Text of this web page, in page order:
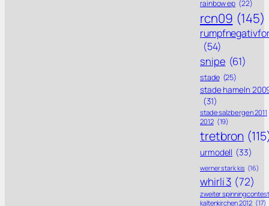
rainbow ep (22)
rcn09 (145)
(54)
snipe (61)
stade (25)
stade hameln
(31)
stade salzbergen 2011
2012 (19)
tretbron
urmodell (33)
werner stark kis (16)
whirli 3 (72)
zweiter spinning contest
kaltenkirchen 2012 (17)